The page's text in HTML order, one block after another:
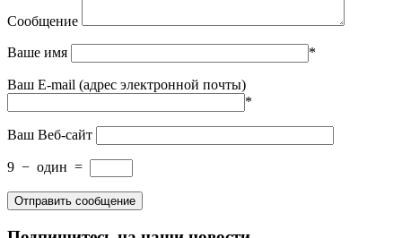
Сообщение
Ваше имя *
Ваш E-mail (адрес электронной почты)
*
Ваш Веб-сайт
9 − один =